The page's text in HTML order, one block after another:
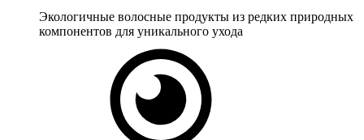
Экологичные волосные продукты из редких природных
компонентов для уникального ухода